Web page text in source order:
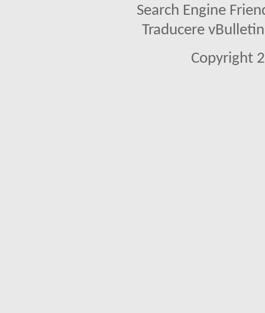
Search Engine
Traducere
Copyright